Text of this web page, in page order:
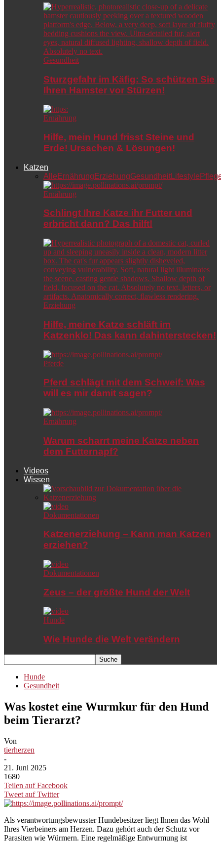
Gesundheit
Sturzgefahr im Käfig: So schützen Sie
Ihren Hamster vor Stürzen!
Ernährung
Hilfe, mein Hund frisst Steine und
Erde! Ursachen & Lösungen!
Katzen
Alle Ernährung ErziehungGesundheitLifestyle
Ernährung
Schlingt Ihre Katze ihr Futter und
erbricht dann? Das hilft!
Erziehung
Hilfe, meine Katze schläft im
Katzenklo! Das kann dahinterstecken!
Pferde
Pferd schlägt mit dem Schweif: Was
will es mir damit sagen?
Ernährung
Warum scharrt meine Katze neben
dem Futternapf?
Videos
Wissen
Dokumentationen
Katzenerziehung – Kann man Katzen
erziehen?
Dokumentationen
Zeus – der größte Hund der Welt
Hunde
Wie Hunde die Welt verändern
Hunde
Gesundheit
Was kostet eine Wurmkur für den Hund
beim Tierarzt?
Von
tierherzen
-
21. Juni 2025
1680
Teilen auf Facebook
Tweet auf Twitter
Als verantwortungsbewusster Hundebesitzer liegt Ihnen das Wohl
Ihres Vierbeiners am Herzen. Dazu gehört auch der Schutz vor
Parasiten wie Würmern. Eine regelmäßige Entwurmung ist